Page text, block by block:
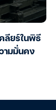
ลียร์ในพิธี
ามมั่นคง